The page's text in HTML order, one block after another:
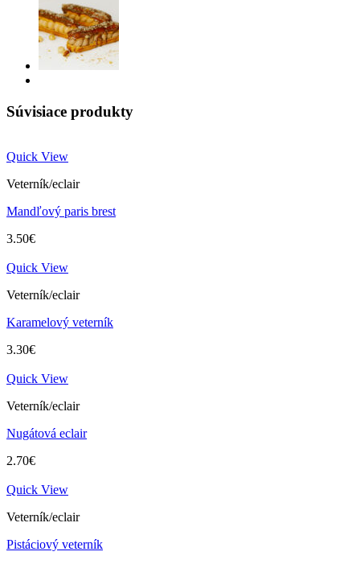
Súvisiace produkty
Quick View
Veterník/eclair
Mandľový paris brest
3.50€
Quick View
Veterník/eclair
Karamelový veterník
3.30€
Quick View
Veterník/eclair
Nugátová eclair
2.70€
Quick View
Veterník/eclair
Pistáciový veterník